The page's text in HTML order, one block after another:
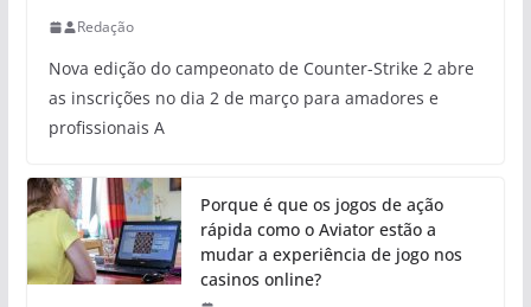
Redação
Nova edição do campeonato de Counter-Strike 2 abre
as inscrições no dia 2 de março para amadores e
profissionais A
Porque é que os jogos de ação
rápida como o Aviator estão a
mudar a experiência de jogo nos
casinos online?